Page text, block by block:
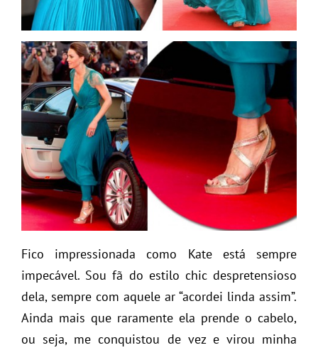
Fico impressionada como Kate está sempre
impecável. Sou fã do estilo chic despretensioso
dela, sempre com aquele ar “acordei linda assim”.
Ainda mais que raramente ela prende o cabelo,
ou seja, me conquistou de vez e virou minha